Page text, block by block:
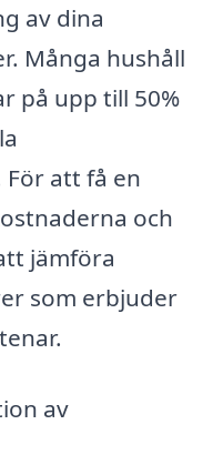
av dina
Många hushåll
på upp till 50%
att få en
och
jämföra
som erbjuder
av